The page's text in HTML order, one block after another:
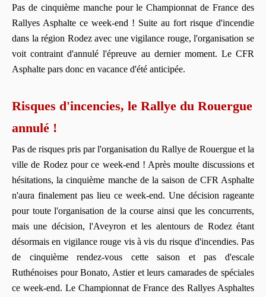
Pas de cinquième manche pour le Championnat de France des
Rallyes Asphalte ce week-end ! Suite au fort risque d'incendie
dans la région Rodez avec une vigilance rouge, l'organisation se
voit contraint d'annulé l'épreuve au dernier moment. Le CFR
Asphalte pars donc en vacance d'été anticipée.
Risques d'incencies, le Rallye du Rouergue
annulé !
Pas de risques pris par l'organisation du Rallye de Rouergue et la
ville de Rodez pour ce week-end ! Après moulte discussions et
hésitations, la cinquième manche de la saison de CFR Asphalte
n'aura finalement pas lieu ce week-end. Une décision rageante
pour toute l'organisation de la course ainsi que les concurrents,
mais une décision, l'Aveyron et les alentours de Rodez étant
désormais en vigilance rouge vis à vis du risque d'incendies. Pas
de cinquième rendez-vous cette saison et pas d'escale
Ruthénoises pour Bonato, Astier et leurs camarades de spéciales
ce week-end. Le Championnat de France des Rallyes Asphaltes